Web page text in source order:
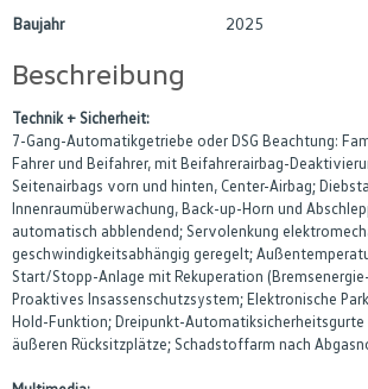
Baujahr
2025
Beschreibung
Technik + Sicherheit:
7-Gang-Automatikgetriebe oder DSG Beachtung:
Fahrer und Beifahrer, mit Beifahrerairbag-
Seitenairbags vorn und hinten, Center-Airbag;
Innenraumüberwachung, Back-up-Horn und
automatisch abblendend; Servolenkung
geschwindigkeitsabhängig geregelt;
Start/Stopp-Anlage mit Rekuperation
Proaktives Insassenschutzsystem; Elektronische
Hold-Funktion; Dreipunkt-
äußeren Rücksitzplätze; Schadstoffarm nach